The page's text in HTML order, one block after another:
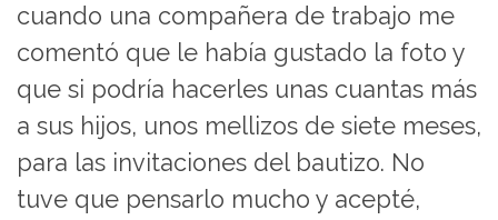
cuando una compañera de trabajo me
comentó que le había gustado la foto y
que si podría hacerles unas cuantas más
a sus hijos, unos mellizos de siete meses,
para las invitaciones del bautizo. No
tuve que pensarlo mucho y acepté,